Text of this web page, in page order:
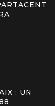
: UN